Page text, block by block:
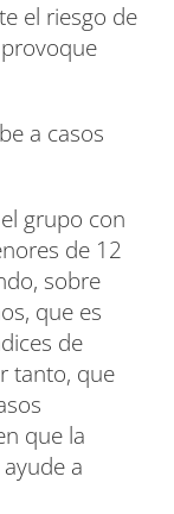
el riesgo de
a casos
grupo con
de 12
sobre
que es
de
tanto, que
que la
a